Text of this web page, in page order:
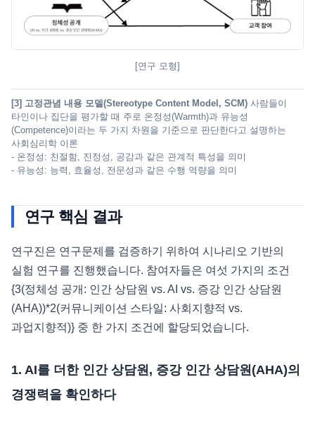
[연구 모형]
[3] 고정관념 내용 모델(Stereotype Content Model, SCM) 사람들이
타인이나 집단을 평가할 때 주로 온정성(Warmth)과 유능성
(Competence)이라는 두 가지 차원을 기준으로 판단한다고 설명하는
사회심리학 이론
- 온정성: 친절함, 진정성, 공감과 같은 관계적 특성을 의미
- 유능성: 능력, 효율성, 전문성과 같은 수행 역량을 의미
연구 핵심 결과
연구진은 연구문제를 검증하기 위하여 시나리오 기반의
실험 연구를 진행했습니다. 참여자들은 여섯 가지의 조건
{3(정체성 공개: 인간 상담원 vs. AI vs. 증강 인간 상담원
(AHA))*2(커뮤니케이션 스타일: 사회지향적 vs.
과업지향적)} 중 한 가지 조건에 할당되었습니다.
1. AI를 더한 인간 상담원, 증강 인간 상담원(AHA)의
경쟁력을 확인하다